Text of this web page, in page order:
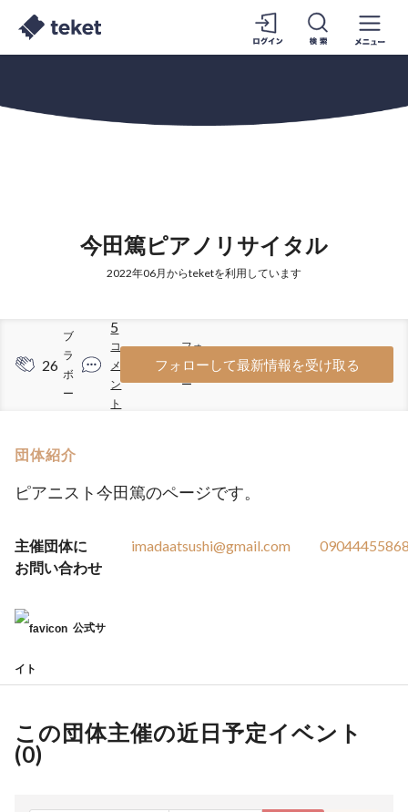
今田篤ピアノリサイタル
2022年06月からteketを利用しています
26
ブ
ラ
ボ
ー
5
コ
メ
ン
ト
23
フォ
ロワ
ー
フォローして最新情報を受け取る
団体紹介
ピアニスト今田篤のページです。
主催団体に
お問い合わせ
imadaatsushi@gmail.com
公式サ
イト
この団体主催の近日予定イベント
(0)